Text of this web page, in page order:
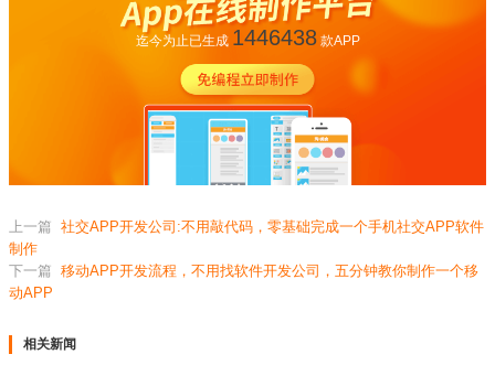
迄今为止已生成 1446438款APP
上一篇 社交APP开发公司:不用敲代码，零基础完成一个手机社交APP软件
制作
下一篇 移动APP开发流程，不用找软件开发公司，五分钟教你制作一个移
动APP
相关新闻